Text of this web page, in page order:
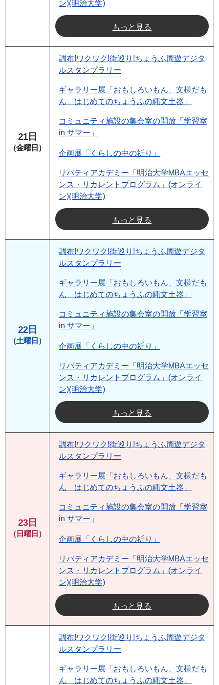
ン)(明治大学)
もっと見る
21日
（金曜日）
調布!ワクワク!街巡り!ちょうふ周遊デジタ
ルスタンプラリー
ギャラリー展「おもしろいもん、文様だも
ん はじめてのちょうふの縄文土器」
コミュニティ施設の集会室の開放「学習室
in サマー」
企画展「くらしの中の祈り」
リバティアカデミー「明治大学MBAエッセ
ンス・リカレントプログラム」(オンライ
ン)(明治大学)
もっと見る
22日
（土曜日）
調布!ワクワク!街巡り!ちょうふ周遊デジタ
ルスタンプラリー
ギャラリー展「おもしろいもん、文様だも
ん はじめてのちょうふの縄文土器」
コミュニティ施設の集会室の開放「学習室
in サマー」
企画展「くらしの中の祈り」
リバティアカデミー「明治大学MBAエッセ
ンス・リカレントプログラム」(オンライ
ン)(明治大学)
もっと見る
23日
（日曜日）
調布!ワクワク!街巡り!ちょうふ周遊デジタ
ルスタンプラリー
ギャラリー展「おもしろいもん、文様だも
ん はじめてのちょうふの縄文土器」
コミュニティ施設の集会室の開放「学習室
in サマー」
企画展「くらしの中の祈り」
リバティアカデミー「明治大学MBAエッセ
ンス・リカレントプログラム」(オンライ
ン)(明治大学)
もっと見る
調布!ワクワク!街巡り!ちょうふ周遊デジタ
ルスタンプラリー
ギャラリー展「おもしろいもん、文様だも
ん はじめてのちょうふの縄文土器」